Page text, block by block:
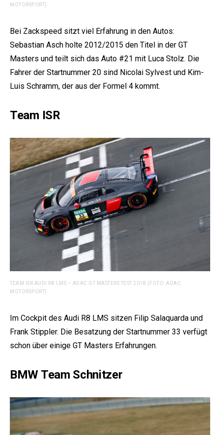
MOTORSPORT)
Bei Zackspeed sitzt viel Erfahrung in den Autos:
Sebastian Asch holte 2012/2015 den Titel in der GT
Masters und teilt sich das Auto #21 mit Luca Stolz. Die
Fahrer der Startnummer 20 sind Nicolai Sylvest und Kim-
Luis Schramm, der aus der Formel 4 kommt.
Team ISR
TEAM ISR AUDI R8 LMS – ADAC GT MASTERS TEST 2018 (FOTO: ADAC
MOTORSPORT)
Im Cockpit des Audi R8 LMS sitzen Filip Salaquarda und
Frank Stippler. Die Besatzung der Startnummer 33 verfügt
schon über einige GT Masters Erfahrungen.
BMW Team Schnitzer